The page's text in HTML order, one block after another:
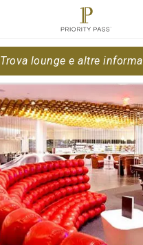
Trova lounge e altre